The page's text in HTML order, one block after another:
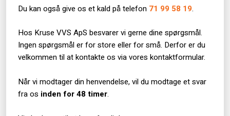
Du kan også give os et kald på telefon 71 99 58​ 19.
Hos Kruse VVS ApS besvarer vi gerne dine spørgsmål.
Ingen spørgsmål er for store eller for små. Derfor er du
velkommen til at kontakte os via vores kontaktformular.
Når vi modtager din henvendelse, vil du modtage et svar
fra os inden for 48 timer.